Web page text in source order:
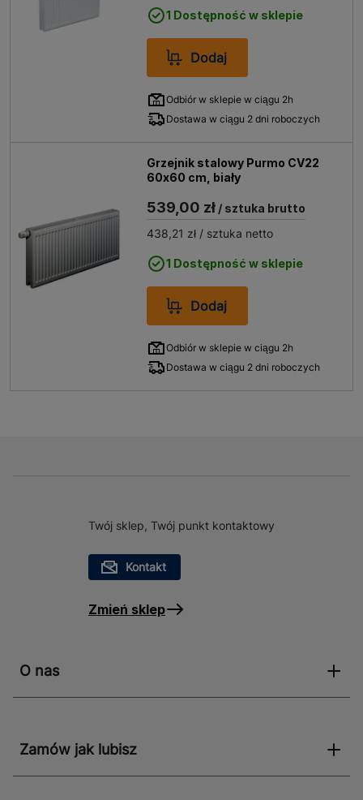
1 Dostępność w sklepie
Dodaj
Odbiór w sklepie w ciągu 2h
Dostawa w ciągu 2 dni roboczych
Grzejnik stalowy Purmo CV22
60x60 cm, biały
539,00 zł / sztuka brutto
438,21 zł / sztuka netto
1 Dostępność w sklepie
Dodaj
Odbiór w sklepie w ciągu 2h
Dostawa w ciągu 2 dni roboczych
Twój sklep, Twój punkt kontaktowy
Kontakt
Zmień sklep
O nas
Zamów jak lubisz